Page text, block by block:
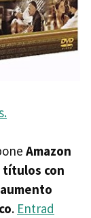
Amazon
con
. Entrad